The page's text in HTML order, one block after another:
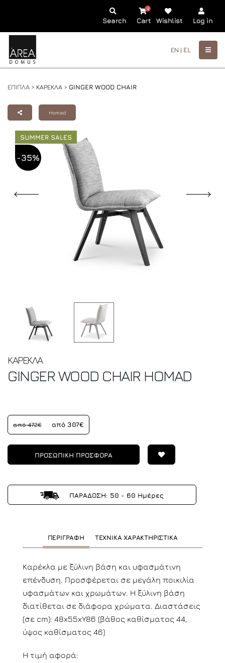
Search Cart
0
Wishlist Log in
EN | EL
ΕΠΙΠΛΑ > ΚΑΡΕΚΛΑ > GINGER WOOD CHAIR
Homad
SUMMER SALES
-35%
ΚΑΡΕΚΛΑ
GINGER WOOD CHAIR HOMAD
από 472€ από 307€
ΠΡΟΣΩΠΙΚΗ ΠΡΟΣΦΟΡΑ
ΠΑΡΑΔΟΣΗ: 50 - 60 Ημέρες
ΠΕΡΙΓΡΑΦΗ ΤΕΧΝΙΚΑ ΧΑΡΑΚΤΗΡΙΣΤΙΚΑ
Καρέκλα με ξύλινη βάση και υφασμάτινη
επένδυση. Προσφέρεται σε μεγάλη ποικιλία
υφασμάτων και χρωμάτων. Η ξύλινη βάση
διατίθεται σε διάφορα χρώματα. Διαστάσεις
(σε cm): 48x55xY86 (βάθος καθίσματος 44,
ύψος καθίσματος 46)
Η τιμή αφορά: